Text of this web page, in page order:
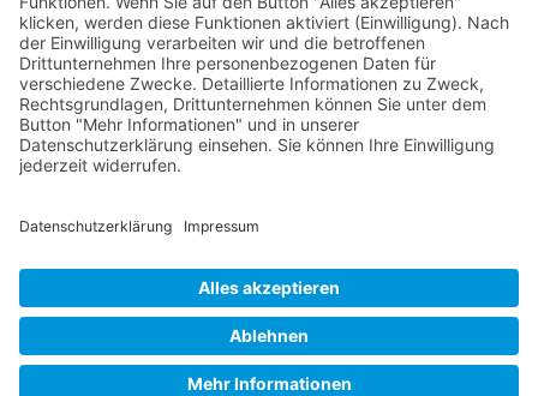
Fördererverein Heerstraße Nord e.V.
Impressum⎪Datenschutz⎪Cookie-Einstellung⎪Kontakt